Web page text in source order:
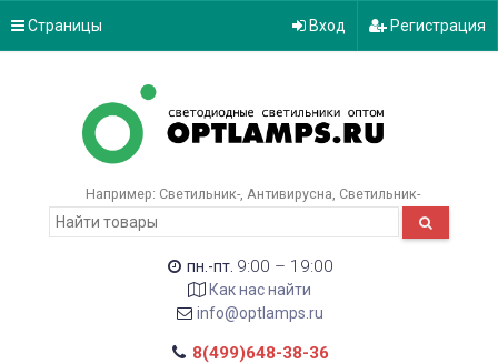
Страницы Вход Регистрация
Например: Светильник- Антивирусна Светильник-
пн.-пт. 9:00 – 19:00
Как нас найти
info@optlamps.ru
8(499)648-38-36